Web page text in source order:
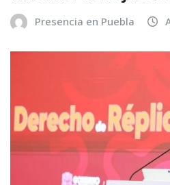
Presencia en Puebla